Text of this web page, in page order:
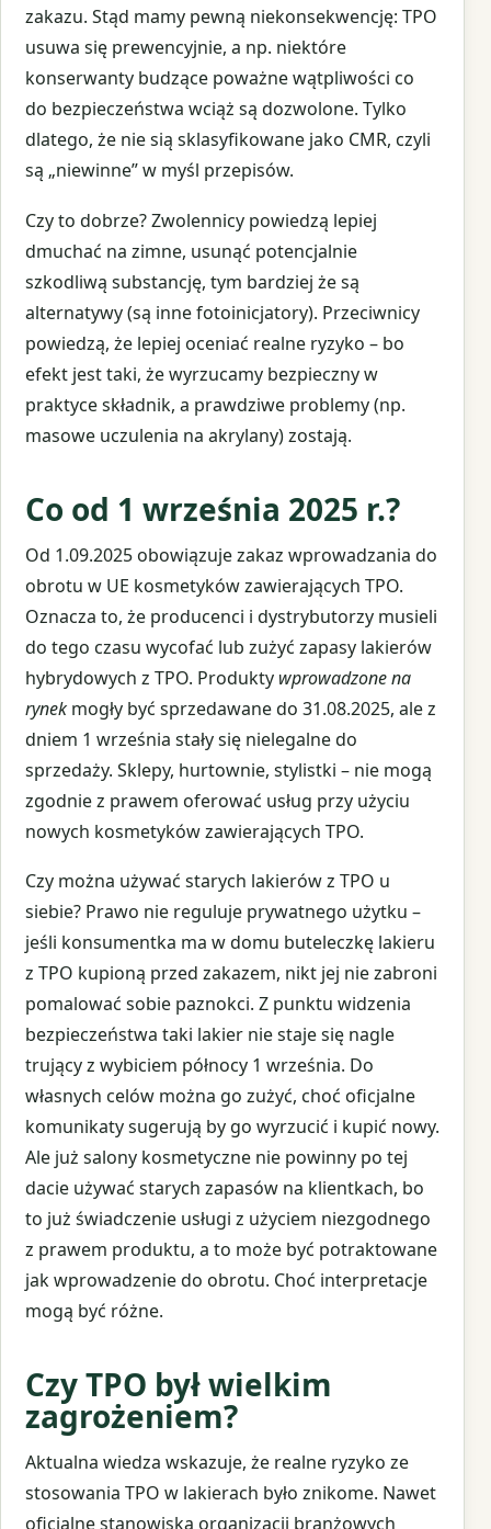
zakazu. Stąd mamy pewną niekonsekwencję: TPO
usuwa się prewencyjnie, a np. niektóre
konserwanty budzące poważne wątpliwości co
do bezpieczeństwa wciąż są dozwolone. Tylko
dlatego, że nie sią sklasyfikowane jako CMR, czyli
są „niewinne” w myśl przepisów.
Czy to dobrze? Zwolennicy powiedzą lepiej
dmuchać na zimne, usunąć potencjalnie
szkodliwą substancję, tym bardziej że są
alternatywy (są inne fotoinicjatory). Przeciwnicy
powiedzą, że lepiej oceniać realne ryzyko – bo
efekt jest taki, że wyrzucamy bezpieczny w
praktyce składnik, a prawdziwe problemy (np.
masowe uczulenia na akrylany) zostają.
Co od 1 września 2025 r.?
Od 1.09.2025 obowiązuje zakaz wprowadzania do
obrotu w UE kosmetyków zawierających TPO.
Oznacza to, że producenci i dystrybutorzy musieli
do tego czasu wycofać lub zużyć zapasy lakierów
hybrydowych z TPO. Produkty wprowadzone na
rynek mogły być sprzedawane do 31.08.2025, ale z
dniem 1 września stały się nielegalne do
sprzedaży. Sklepy, hurtownie, stylistki – nie mogą
zgodnie z prawem oferować usług przy użyciu
nowych kosmetyków zawierających TPO.
Czy można używać starych lakierów z TPO u
siebie? Prawo nie reguluje prywatnego użytku –
jeśli konsumentka ma w domu buteleczkę lakieru
z TPO kupioną przed zakazem, nikt jej nie zabroni
pomalować sobie paznokci. Z punktu widzenia
bezpieczeństwa taki lakier nie staje się nagle
trujący z wybiciem północy 1 września. Do
własnych celów można go zużyć, choć oficjalne
komunikaty sugerują by go wyrzucić i kupić nowy.
Ale już salony kosmetyczne nie powinny po tej
dacie używać starych zapasów na klientkach, bo
to już świadczenie usługi z użyciem niezgodnego
z prawem produktu, a to może być potraktowane
jak wprowadzenie do obrotu. Choć interpretacje
mogą być różne.
Czy TPO był wielkim
zagrożeniem?
Aktualna wiedza wskazuje, że realne ryzyko ze
stosowania TPO w lakierach było znikome. Nawet
oficjalne stanowiska organizacji branżowych